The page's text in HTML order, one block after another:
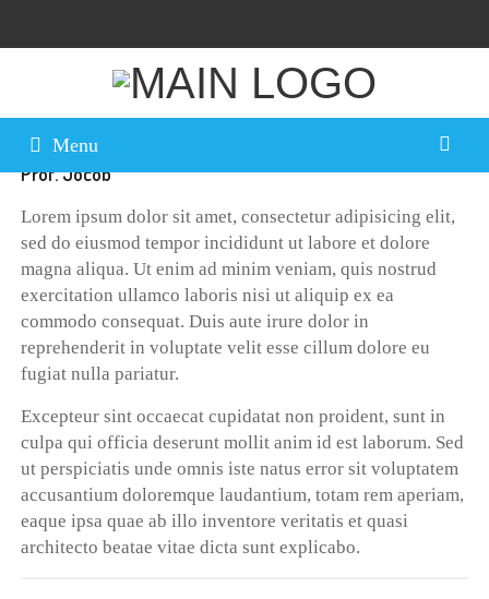
Menu
Prof. Jocob
Lorem ipsum dolor sit amet, consectetur adipisicing elit,
sed do eiusmod tempor incididunt ut labore et dolore
magna aliqua. Ut enim ad minim veniam, quis nostrud
exercitation ullamco laboris nisi ut aliquip ex ea
commodo consequat. Duis aute irure dolor in
reprehenderit in voluptate velit esse cillum dolore eu
fugiat nulla pariatur.
Excepteur sint occaecat cupidatat non proident, sunt in
culpa qui officia deserunt mollit anim id est laborum. Sed
ut perspiciatis unde omnis iste natus error sit voluptatem
accusantium doloremque laudantium, totam rem aperiam,
eaque ipsa quae ab illo inventore veritatis et quasi
architecto beatae vitae dicta sunt explicabo.